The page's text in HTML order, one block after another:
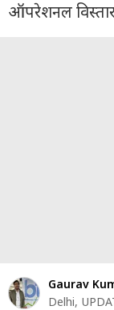
पर्सनल
ट्रेंडिंग
ऑपरेशनल
Gaurav
Delhi,